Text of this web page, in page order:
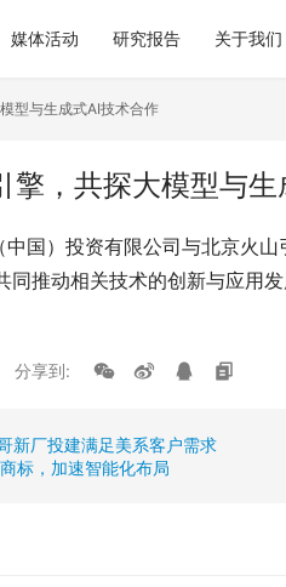
媒体活动 研究报告 关于我们
型与生成式AI技术合作
，共探大模型与
国）投资有限公司与北京火
推动相关技术的创新与应用发
分享到:
新厂投建满足美系客户需求
标，加速智能化布局